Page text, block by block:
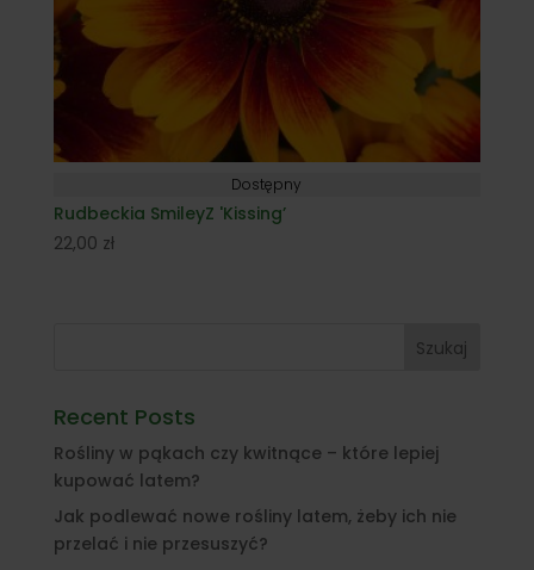
Dostępny
Rudbeckia SmileyZ 'Kissing’
22,00 zł
Szukaj
Recent Posts
Rośliny w pąkach czy kwitnące – które lepiej
kupować latem?
Jak podlewać nowe rośliny latem, żeby ich nie
przelać i nie przesuszyć?